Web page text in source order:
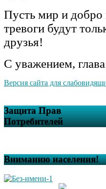
Пусть мир и добро
тревоги будут
друзья!
С уважением,
Версия сайта для
Защита Прав
Потребителей
Вниманию населения!